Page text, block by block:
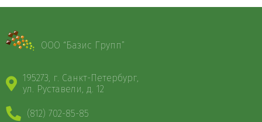
ООО “Базис Групп”
195273, г. Санкт-Петербург,
ул. Руставели, д. 12
(812) 702-85-85